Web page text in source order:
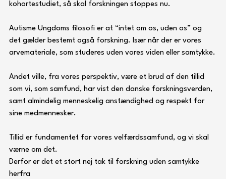
kohortestudiet, så skal forskningen stoppes nu.
Autisme Ungdoms filosofi er at “intet om os, uden os” og
det gælder bestemt også forskning. Især når der er vores
arvemateriale, som studeres uden vores viden eller samtykke.
Andet ville, fra vores perspektiv, være et brud af den tillid
som vi, som samfund, har vist den danske forskningsverden,
samt almindelig menneskelig anstændighed og respekt for
sine medmennesker.
Tillid er fundamentet for vores velfærdssamfund, og vi skal
værne om det.
Derfor er det et stort nej tak til forskning uden samtykke
herfra